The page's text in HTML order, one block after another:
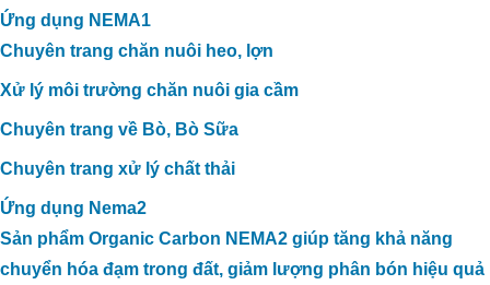
Ứng dụng NEMA1
Chuyên trang chăn nuôi heo, lợn
Xử lý môi trường chăn nuôi gia cầm
Chuyên trang về Bò, Bò Sữa
Chuyên trang xử lý chất thải
Ứng dụng Nema2
Sản phẩm Organic Carbon NEMA2 giúp tăng khả năng
chuyển hóa đạm trong đất, giảm lượng phân bón hiệu quả